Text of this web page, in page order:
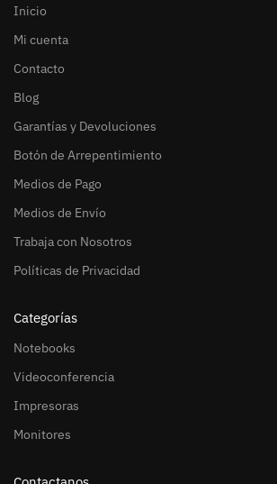
Inicio
Mi cuenta
Contacto
Blog
Garantías y Devoluciones
Botón de Arrepentimiento
Medios de Pago
Medios de Envío
Trabaja con Nosotros
Políticas de Privacidad
Categorías
Notebooks
Videoconferencia
Impresoras
Monitores